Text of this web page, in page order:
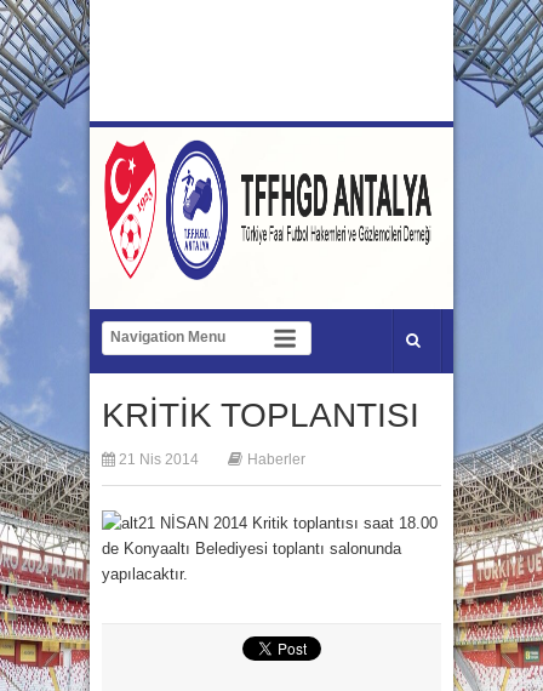
KRİTİK TOPLANTISI
21 Nis 2014 Haberler
21 NİSAN 2014 Kritik toplantısı saat 18.00
de Konyaaltı Belediyesi toplantı salonunda
yapılacaktır.